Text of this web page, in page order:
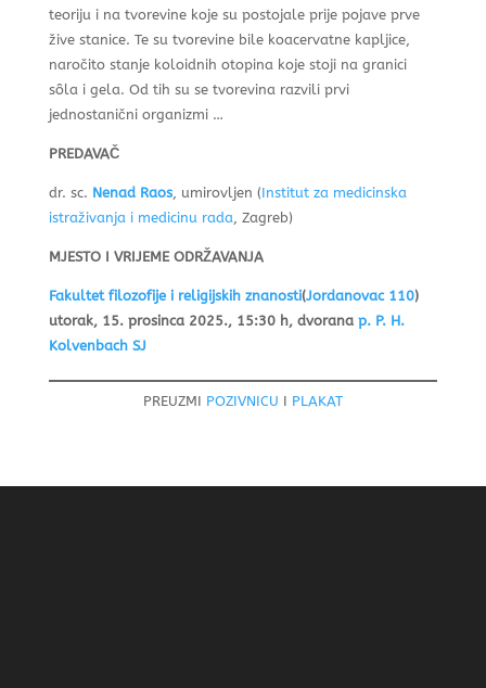
teoriju i na tvorevine koje su postojale prije pojave prve
žive stanice. Te su tvorevine bile koacervatne kapljice,
naročito stanje koloidnih otopina koje stoji na granici
sôla i gela. Od tih su se tvorevina razvili prvi
jednostanični organizmi …
PREDAVAČ
dr. sc. Nenad Raos, umirovljen (Institut za medicinska
istraživanja i medicinu rada, Zagreb)
MJESTO I VRIJEME ODRŽAVANJA
Fakultet filozofije i religijskih znanosti(Jordanovac 110)
utorak, 15. prosinca 2025., 15:30 h, dvorana p. P. H.
Kolvenbach SJ
PREUZMI POZIVNICU I PLAKAT